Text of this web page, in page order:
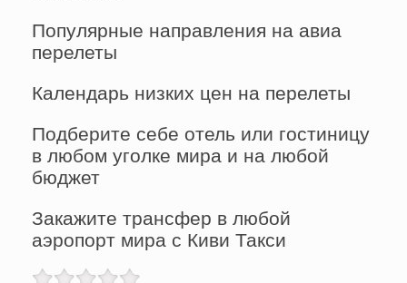
Популярные направления на авиа
перелеты
Календарь низких цен на перелеты
Подберите себе отель или гостиницу
в любом уголке мира и на любой
бюджет
Закажите трансфер в любой
аэропорт мира с Киви Такси